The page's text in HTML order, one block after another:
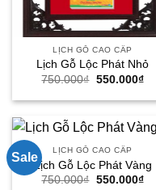
LỊCH GỖ CAO CẤP
Lịch Gỗ Lộc Phát Nhỏ
750.000₫ Giá
là:
550.000₫Giá
tại
Sale
LỊCH GỖ CAO CẤP
Lịch Gỗ Lộc Phát Vàng
750.000₫ Giá
550.000₫Giá